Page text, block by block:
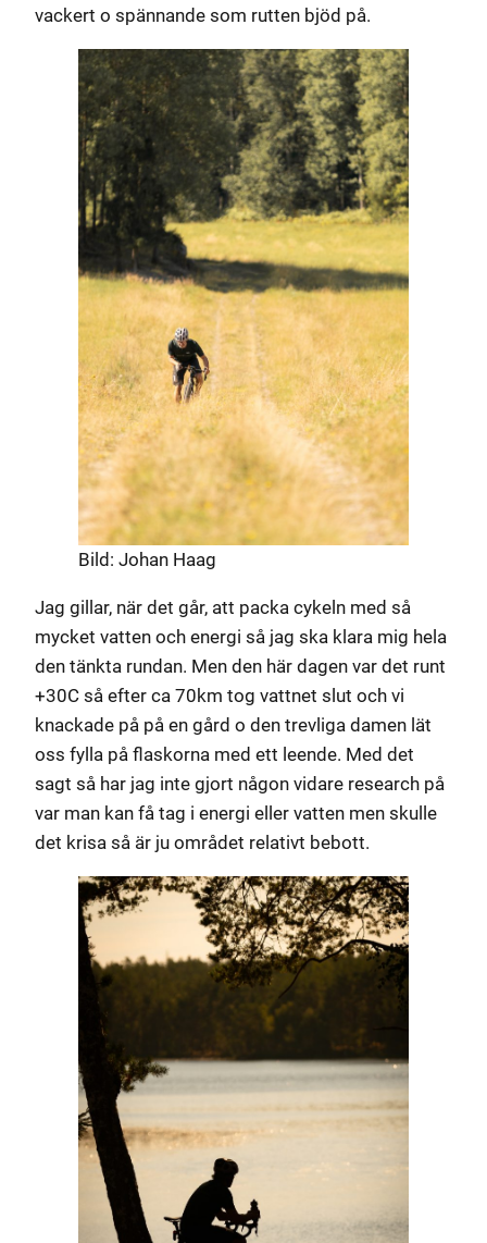
vackert o spännande som rutten bjöd på.
Bild: Johan Haag
Jag gillar, när det går, att packa cykeln med så
mycket vatten och energi så jag ska klara mig hela
den tänkta rundan. Men den här dagen var det runt
+30C så efter ca 70km tog vattnet slut och vi
knackade på på en gård o den trevliga damen lät
oss fylla på flaskorna med ett leende. Med det
sagt så har jag inte gjort någon vidare research på
var man kan få tag i energi eller vatten men skulle
det krisa så är ju området relativt bebott.